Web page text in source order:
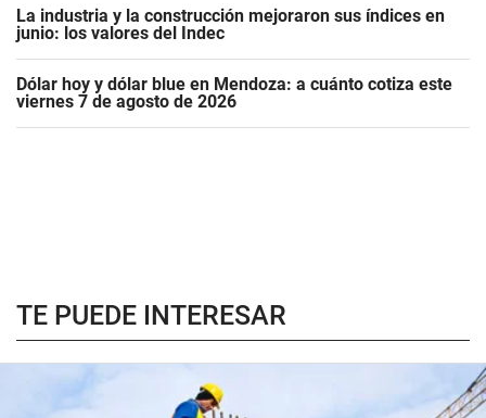
La industria y la construcción mejoraron sus índices en
junio: los valores del Indec
Dólar hoy y dólar blue en Mendoza: a cuánto cotiza este
viernes 7 de agosto de 2026
TE PUEDE INTERESAR